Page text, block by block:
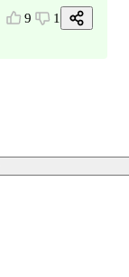
9 1